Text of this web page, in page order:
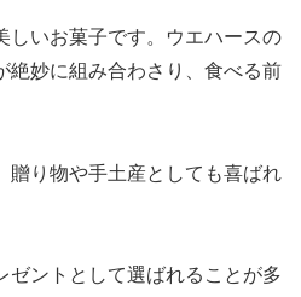
しいお菓子です。ウエハースの
絶妙に組み合わさり、食べる前
贈り物や手土産としても喜ばれ
ゼントとして選ばれることが多